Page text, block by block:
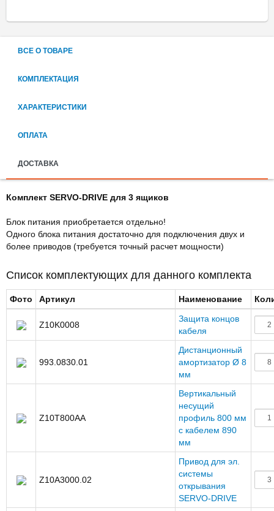
ВСЕ О ТОВАРЕ
КОМПЛЕКТАЦИЯ
ХАРАКТЕРИСТИКИ
ОПЛАТА
ДОСТАВКА
Комплект SERVO-DRIVE для 3 ящиков
Блок питания приобретается отдельно!
Одного блока питания достаточно для подключения двух и
более приводов (требуется точный расчет мощности)
Список комплектующих для данного комплекта
Фото Артикул Наименование
Z10K0008
Защита концов
кабеля
993.0830.01
Дистанционный
амортизатор Ø 8
мм
Z10T800AA
Вертикальный
несущий
профиль 800 мм
с кабелем 890
мм
Z10A3000.02
Привод для эл.
системы
открывания
SERVO-DRIVE